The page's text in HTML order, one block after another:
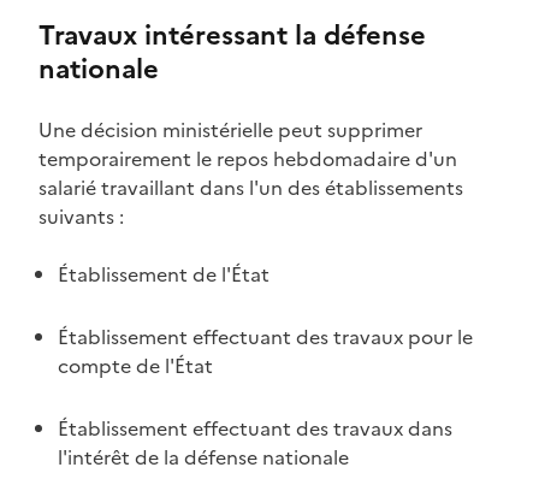
Travaux intéressant la défense
nationale
Une décision ministérielle peut supprimer
temporairement le repos hebdomadaire d'un
salarié travaillant dans l'un des établissements
suivants :
Établissement de l'État
Établissement effectuant des travaux pour le
compte de l'État
Établissement effectuant des travaux dans
l'intérêt de la défense nationale